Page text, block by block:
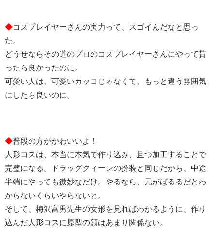
◆コスプレイヤーさんの実力って、スゴイんだなと思っ
た。
どうせならその道のプロのコスプレイヤーさんにやって貰
ったら良かったのに。
可愛い人は、可愛いカッコじゃなくて、もっと違う雰囲気
にしたら良いのに。
◆普段の方がかわいいよ！
人形コスは、本当に本気で作り込み、且つ加工することで
完璧になる。ドラッグクィーンの扮装と同じだから、中途
半端にやっても微妙なだけ。やるなら、元がぱるるだとわ
からないくらいやらないと。
そして、梅沢富男先生の女形を見ればわかるように、作り
込んだ人形コスに原型の顔はあまり関係ない。